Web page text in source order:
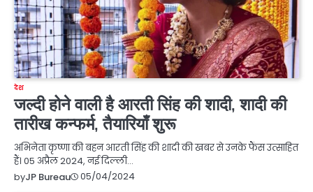
देश
जल्दी होने वाली है आरती सिंह की शादी, शादी की
तारीख कन्फर्म, तैयारियाँ शुरू
अभिनेता कृष्णा की बहन आरती सिंह की शादी की खबर से उनके फैंस उत्साहित
हैं। 05 अप्रैल 2024, नई दिल्ली…
byJP Bureau 05/04/2024